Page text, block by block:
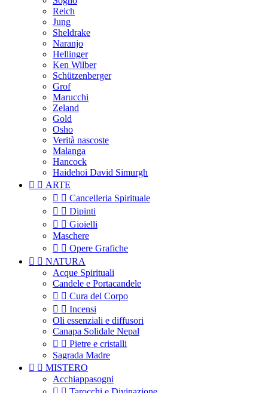
Reich
Jung
Sheldrake
Naranjo
Hellinger
Ken Wilber
Schützenberger
Grof
Marucchi
Zeland
Gold
Osho
Verità nascoste
Malanga
Hancock
Haidehoi David Simurgh
  ARTE
  Cancelleria Spirituale
  Dipinti
  Gioielli
Maschere
  Opere Grafiche
  NATURA
Acque Spirituali
Candele e Portacandele
  Cura del Corpo
  Incensi
Oli essenziali e diffusori
Canapa Solidale Nepal
  Pietre e cristalli
Sagrada Madre
  MISTERO
Acchiappasogni